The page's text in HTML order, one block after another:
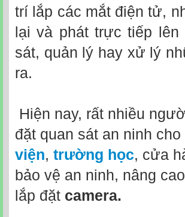
trí lắp các mắt điện tử,
lại và phát trực tiếp
sát, quản lý hay xử lý
ra.
Hiện nay, rất nhiều
đặt quan sát an ninh cho
viện, trường học, cửa
bảo vệ an ninh, nâng
lắp đặt camera.